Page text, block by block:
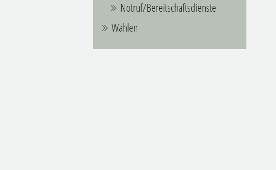
Notruf/Bereitschaftsdienste
Wahlen